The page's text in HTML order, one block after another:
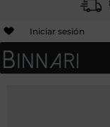
Iniciar sesión